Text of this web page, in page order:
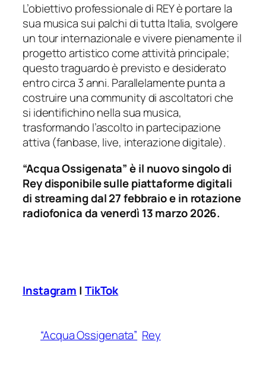
L’obiettivo professionale di REY è portare la
sua musica sui palchi di tutta Italia, svolgere
un tour internazionale e vivere pienamente il
progetto artistico come attività principale;
questo traguardo è previsto e desiderato
entro circa 3 anni. Parallelamente punta a
costruire una community di ascoltatori che
si identifichino nella sua musica,
trasformando l’ascolto in partecipazione
attiva (fanbase, live, interazione digitale).
“Acqua Ossigenata” è il nuovo singolo di
Rey disponibile sulle piattaforme digitali
di streaming dal 27 febbraio e in rotazione
radiofonica da venerdì 13 marzo 2026.
Instagram | TikTok
“Acqua Ossigenata” Rey